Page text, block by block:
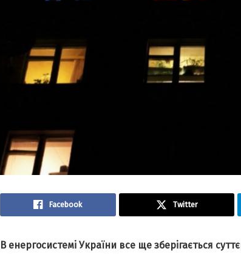
Facebook Twitter
В енергосистемi України все ще зберiгається